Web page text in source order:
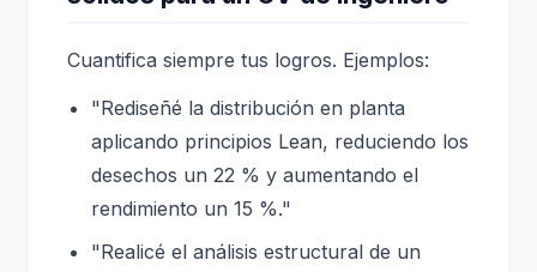
Cuantifica siempre tus logros. Ejemplos:
"Rediseñé la distribución en planta
aplicando principios Lean, reduciendo los
desechos un 22 % y aumentando el
rendimiento un 15 %."
"Realicé el análisis estructural de un